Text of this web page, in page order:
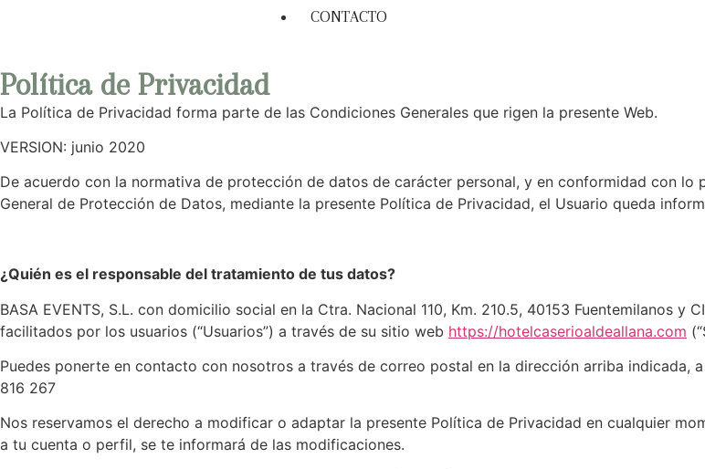
CONTACTO
Política de Privacidad
La Política de Privacidad forma parte de las Condiciones Generales que rigen la presente Web.
VERSION: junio 2020
De acuerdo con la normativa de protección de datos de carácter personal, y en conformidad con lo
General de Protección de Datos, mediante la presente Política de Privacidad, el Usuario queda
¿Quién es el responsable del tratamiento de tus datos?
BASA EVENTS, S.L. con domicilio social en la Ctra. Nacional 110, Km. 210.5, 40153 Fuentemilanos
facilitados por los usuarios (“Usuarios”) a través de su sitio web https://hotelcaserioaldeallana.com
Puedes ponerte en contacto con nosotros a través de correo postal en la dirección arriba indicada,
816 267
Nos reservamos el derecho a modificar o adaptar la presente Política de Privacidad en cualquier
a tu cuenta o perfil, se te informará de las modificaciones.